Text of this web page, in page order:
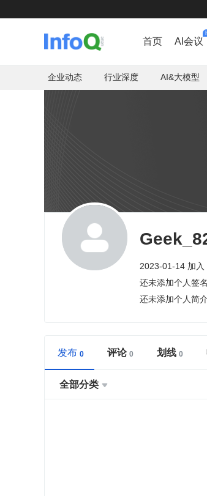
首页 AI会议
企业动态 行业深度 AI&大模型
2023-01-14 加入
还未添加个人签名
还未添加个人简介
发布 评论 划线
全部分类 